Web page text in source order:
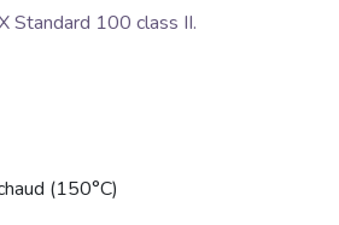
Standard 100 class II.
(150°C)